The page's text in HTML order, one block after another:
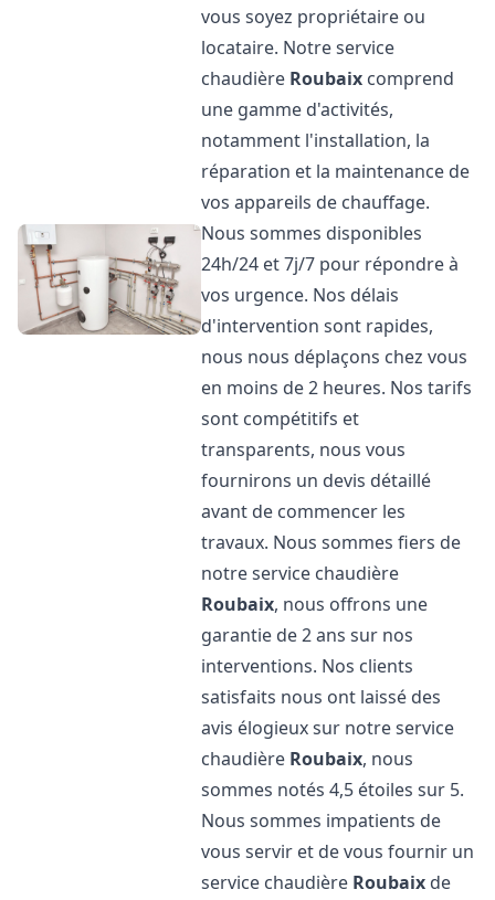
vous soyez propriétaire ou
locataire. Notre service
chaudière Roubaix comprend
une gamme d'activités,
notamment l'installation, la
réparation et la maintenance de
vos appareils de chauffage.
Nous sommes disponibles
24h/24 et 7j/7 pour répondre à
vos urgence. Nos délais
d'intervention sont rapides,
nous nous déplaçons chez vous
en moins de 2 heures. Nos tarifs
sont compétitifs et
transparents, nous vous
fournirons un devis détaillé
avant de commencer les
travaux. Nous sommes fiers de
notre service chaudière
Roubaix, nous offrons une
garantie de 2 ans sur nos
interventions. Nos clients
satisfaits nous ont laissé des
avis élogieux sur notre service
chaudière Roubaix, nous
sommes notés 4,5 étoiles sur 5.
Nous sommes impatients de
vous servir et de vous fournir un
service chaudière Roubaix de